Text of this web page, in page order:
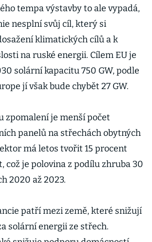
tempa výstavby to ale vypadá,
nesplní svůj cíl, který si
klimatických cílů a k
na ruské energii. Cílem EU je
solární kapacitu 750 GW, podle
jí však bude chybět 27 GW.
zpomalení je menší počet
panelů na střechách obytných
má letos tvořit 15 procent
což je polovina z podílu zhruba 30
2020 až 2023.
patří mezi země, které snižují
solární energii ze střech.